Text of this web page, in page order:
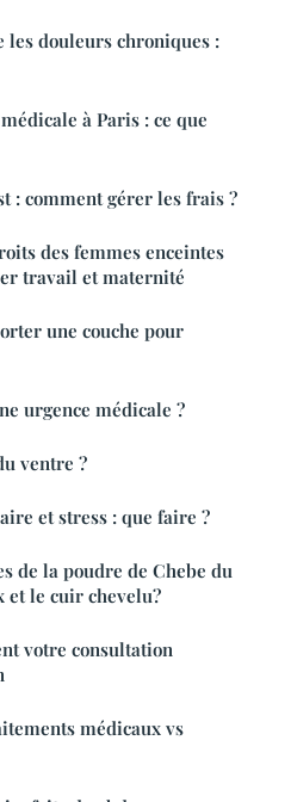
les douleurs chroniques :
à Paris : ce que
: comment gérer les frais ?
des femmes enceintes
travail et maternité
une couche pour
urgence médicale ?
ventre ?
et stress : que faire ?
de la poudre de Chebe du
et le cuir chevelu?
votre consultation
médicaux vs